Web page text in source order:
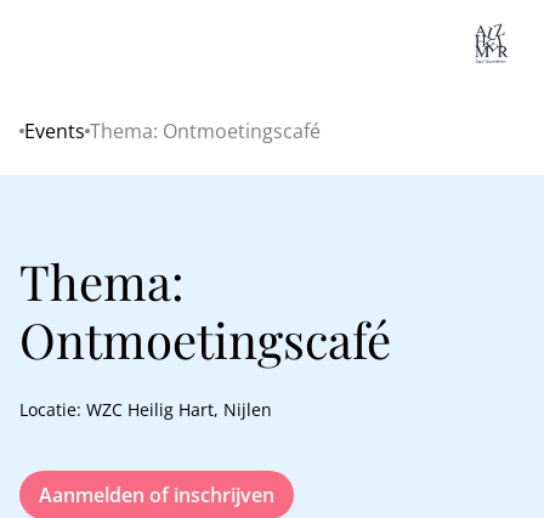
Home
Events Thema: Ontmoetingscafé
Thema:
Ontmoetingscafé
Locatie: WZC Heilig Hart, Nijlen
Aanmelden of inschrijven